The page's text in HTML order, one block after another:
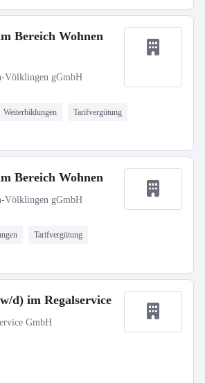
Bereich Wohnen
Völklingen gGmbH
Weiterbildungen Tarifvergütung
Bereich Wohnen
Völklingen gGmbH
Tarifvergütung
d) im Regalservice
GmbH